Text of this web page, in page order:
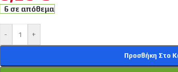
6 σε απόθεμα
- +
Προσθήκη Στο